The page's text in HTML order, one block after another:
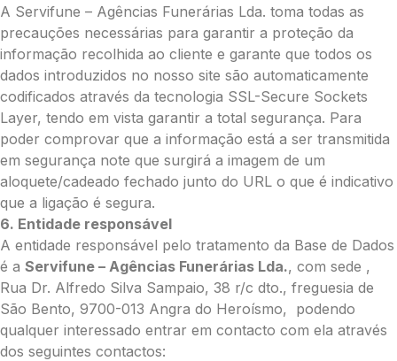
A Servifune – Agências Funerárias Lda. toma todas as
precauções necessárias para garantir a proteção da
informação recolhida ao cliente e garante que todos os
dados introduzidos no nosso site são automaticamente
codificados através da tecnologia SSL-Secure Sockets
Layer, tendo em vista garantir a total segurança. Para
poder comprovar que a informação está a ser transmitida
em segurança note que surgirá a imagem de um
aloquete/cadeado fechado junto do URL o que é indicativo
que a ligação é segura.
6. Entidade responsável
A entidade responsável pelo tratamento da Base de Dados
é a Servifune – Agências Funerárias Lda., com sede ,
Rua Dr. Alfredo Silva Sampaio, 38 r/c dto., freguesia de
São Bento, 9700-013 Angra do Heroísmo, podendo
qualquer interessado entrar em contacto com ela através
dos seguintes contactos: